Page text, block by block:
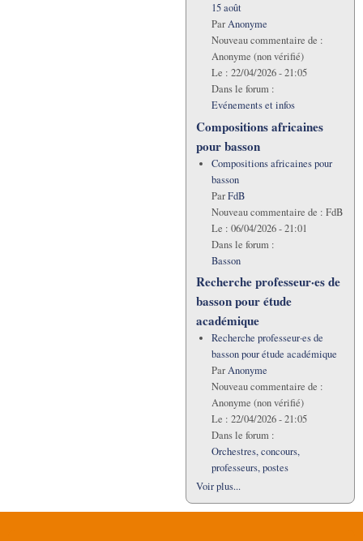
15 août
ParAnonyme
Nouveau commentaire de :
Anonyme (non vérifié)
Le : 22/04/2026 - 21:05
Dans le forum :
Evénements et infos
Compositions africaines
pour basson
Compositions africaines pour
basson
ParFdB
Nouveau commentaire de : FdB
Le : 06/04/2026 - 21:01
Dans le forum :
Basson
Recherche professeur·es de
basson pour étude
académique
Recherche professeur·es de
basson pour étude académique
ParAnonyme
Nouveau commentaire de :
Anonyme (non vérifié)
Le : 22/04/2026 - 21:05
Dans le forum :
Orchestres, concours,
professeurs, postes
Voir plus...